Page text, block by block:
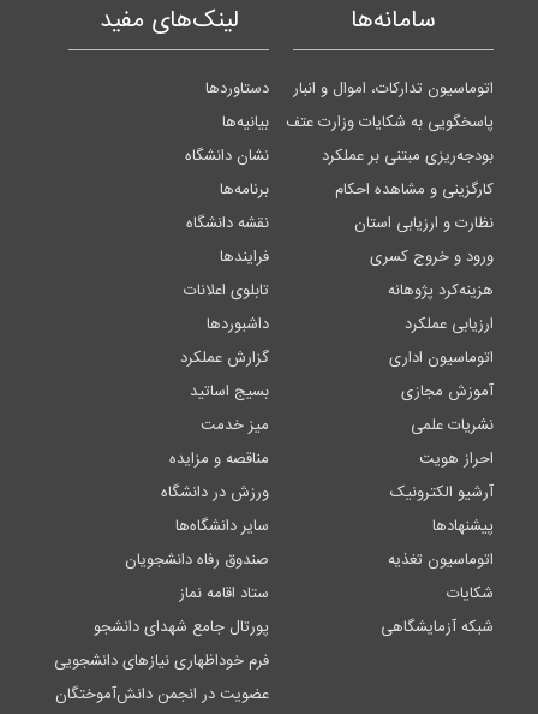
سامانه‌ها
اتوماسیون تدارکات، اموال و انبار
پاسخگویی به شکایات وزارت عتف
بودجه‌ریزی مبتنی بر عملکرد
کارگزینی و مشاهده احکام
نظارت و ارزیابی استان
ورود و خروج کسری
هزینه‌کرد پژوهانه
ارزیابی عملکرد
اتوماسیون اداری
آموزش مجازی
نشریات علمی
احراز هویت
آرشیو الکترونیک
پیشنهادها
اتوماسیون تغذیه
شکایات
شبکه آزمایشگاهی
لینک‌های مفید
دستاوردها
بیانیه‌ها
نشان دانشگاه
برنامه‌ها
نقشه دانشگاه
فرایندها
تابلوی اعلانات
داشبوردها
گزارش عملکرد
بسیج اساتید
میز خدمت
مناقصه و مزایده
ورزش در دانشگاه
سایر دانشگاه‌ها
صندوق رفاه دانشجویان
ستاد اقامه نماز
پورتال جامع شهدای دانشجو
فرم خوداظهاری نیازهای دانشجویی
عضویت در انجمن دانش‌آموختگان